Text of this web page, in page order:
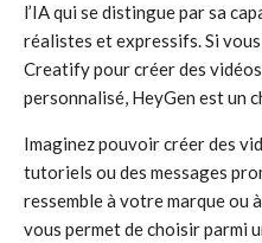
l’IA qui se distingue par sa
réalistes et expressifs. Si
Creatify pour créer des
personnalisé, HeyGen est un
Imaginez pouvoir créer des
tutoriels ou des messages
ressemble à votre marque ou
vous permet de choisir parmi